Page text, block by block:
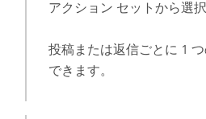
アクション セットから選択
投稿または返信ごとに 1
できます。